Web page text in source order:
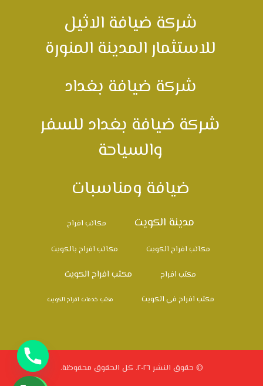
شركة ضيافة الاثيل
للاستثمار المدينة المنورة
شركة ضيافة بغداد
شركة ضيافة بغداد للسفر
والسياحة
ضيافة ومناسبات
مدينة الكويت مكاتب افراح
مكاتب افراح الكويت مكاتب افراح بالكويت
مكتب افراح مكتب افراح الكويت
مكتب افراح في الكويت مكتب خدمات افراح الكويت
© حقوق النشر ٢٠٢٦. كل الحقوق محفوظة.